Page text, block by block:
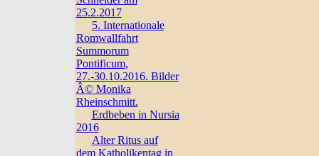
25.2.2017
5. Internationale
Romwallfahrt
Summorum
Pontificum,
27.-30.10.2016. Bilder
Â© Monika
Rheinschmitt.
Erdbeben in Nursia
2016
Alter Ritus auf
dem Katholikentag in